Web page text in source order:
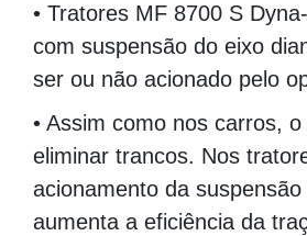
• Tratores MF 8700 S
com suspensão do eixo
ser ou não acionado pelo
• Assim como nos carros,
eliminar trancos. Nos
acionamento da
aumenta a eficiência da